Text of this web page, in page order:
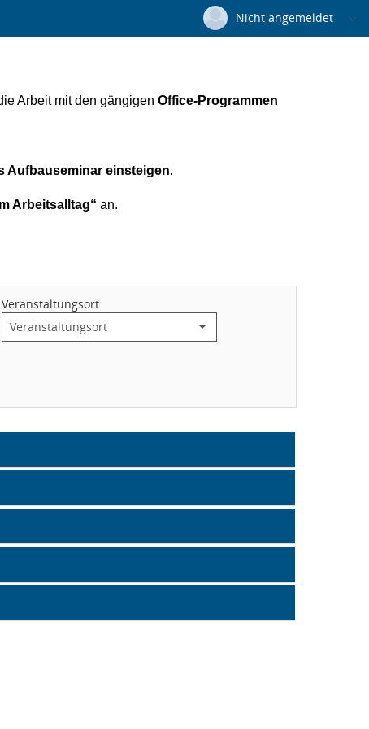
Nicht angemeldet
Versionsnummer: 2025.4.04.60491
Arbeit mit den gängigen Office-Programmen
Aufbauseminar einsteigen.
Arbeitsalltag“ an.
Veranstaltungsort